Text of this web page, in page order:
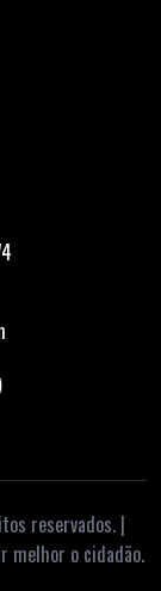
reservados. |
melhor o cidadão.